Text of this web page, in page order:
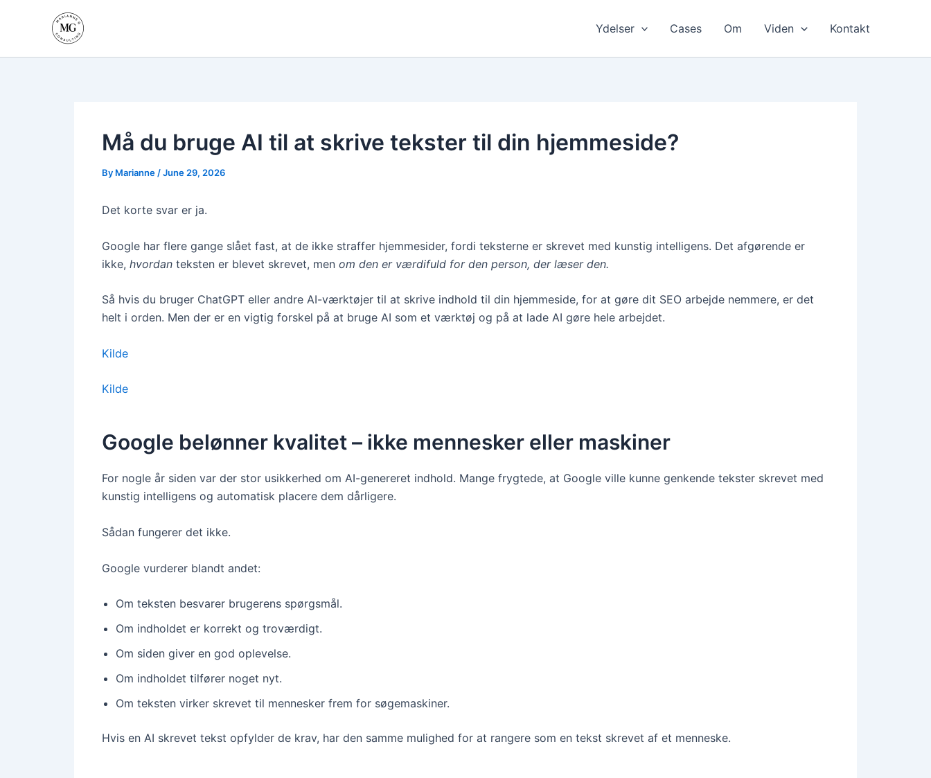
Ydelser Cases Om Viden Kontakt
Må du bruge AI til at skrive tekster til din hjemmeside?
By Marianne /June 29, 2026
Det korte svar er ja.
Google har flere gange slået fast, at de ikke straffer hjemmesider, fordi teksterne er skrevet med kunstig intelligens. Det afgørende er
ikke, hvordan teksten er blevet skrevet, men om den er værdifuld for den person, der læser den.
Så hvis du bruger ChatGPT eller andre AI-værktøjer til at skrive indhold til din hjemmeside, for at gøre dit SEO arbejde nemmere, er det
helt i orden. Men der er en vigtig forskel på at bruge AI som et værktøj og på at lade AI gøre hele arbejdet.
Kilde
Kilde
Google belønner kvalitet – ikke mennesker eller maskiner
For nogle år siden var der stor usikkerhed om AI-genereret indhold. Mange frygtede, at Google ville kunne genkende tekster skrevet med
kunstig intelligens og automatisk placere dem dårligere.
Sådan fungerer det ikke.
Google vurderer blandt andet:
Om teksten besvarer brugerens spørgsmål.
Om indholdet er korrekt og troværdigt.
Om siden giver en god oplevelse.
Om indholdet tilfører noget nyt.
Om teksten virker skrevet til mennesker frem for søgemaskiner.
Hvis en AI skrevet tekst opfylder de krav, har den samme mulighed for at rangere som en tekst skrevet af et menneske.